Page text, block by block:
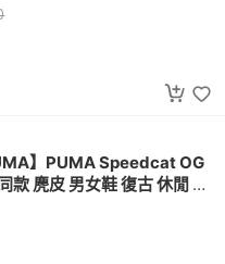
】PUMA Speedcat OG
款 麂皮 男女鞋 復古 休閒 賽